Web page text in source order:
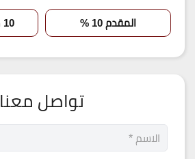
المقدم 10 % 10 سنوات تقسيط
تواصل معنا